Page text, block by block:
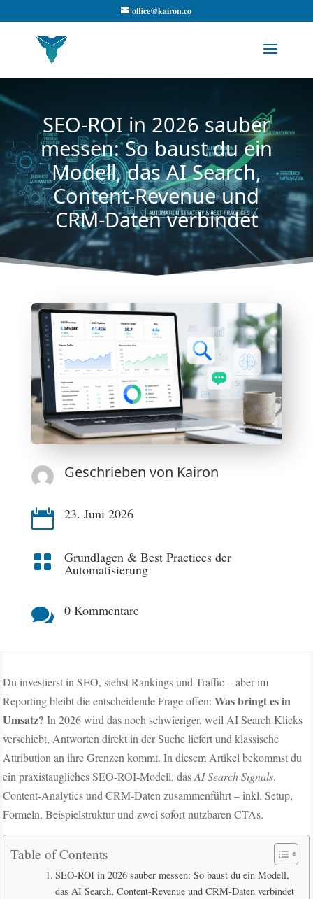
office@kairon.co
SEO-ROI in 2026 sauber
messen: So baust du ein
Modell, das AI Search,
Content-Revenue und
CRM-Daten verbindet
Geschrieben von Kairon
 23. Juni 2026
 Grundlagen & Best Practices der
Automatisierung
 0 Kommentare
Du investierst in SEO, siehst Rankings und Traffic – aber im
Reporting bleibt die entscheidende Frage offen:Was bringt es in
Umsatz? In 2026 wird das noch schwieriger, weil AI Search Klicks
verschiebt, Antworten direkt in der Suche liefert und klassische
Attribution an ihre Grenzen kommt. In diesem Artikel bekommst du
ein praxistaugliches SEO-ROI-Modell, dasAI Search Signals,
Content-Analytics und CRM-Daten zusammenführt – inkl. Setup,
Formeln, Beispielstruktur und zwei sofort nutzbaren CTAs.
Table of Contents
SEO-ROI in 2026 sauber messen: So baust du ein Modell,
das AI Search, Content-Revenue und CRM-Daten verbindet